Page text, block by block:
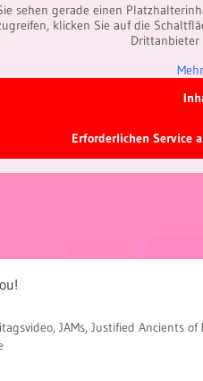
sehen gerade einen
klicken Sie auf die
Drittanbieter
Erforderlichen Service
, JAMs, Justified Ancients of